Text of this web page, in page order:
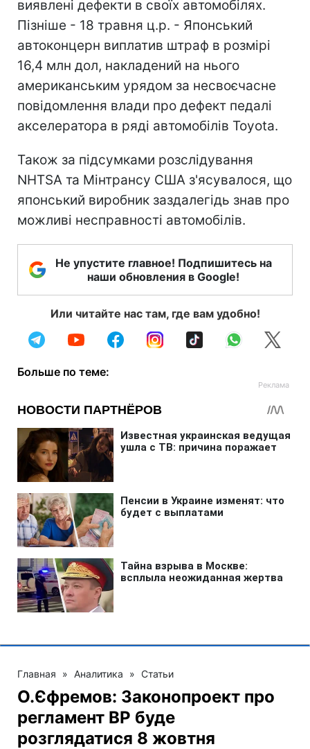
виявлені дефекти в своїх автомобілях.
Пізніше - 18 травня ц.р. - Японський
автоконцерн виплатив штраф в розмірі
16,4 млн дол, накладений на нього
американським урядом за несвоєчасне
повідомлення влади про дефект педалі
акселератора в ряді автомобілів Toyota.
Також за підсумками розслідування
NHTSA та Мінтрансу США з'ясувалося, що
японський виробник заздалегідь знав про
можливі несправності автомобілів.
Не упустите главное! Подпишитесь на
наши обновления в Google!
Или читайте нас там, где вам удобно!
Больше по теме:
Главная » Аналитика » Статьи
О.Єфремов: Законопроект про
регламент ВР буде
розглядатися 8 жовтня